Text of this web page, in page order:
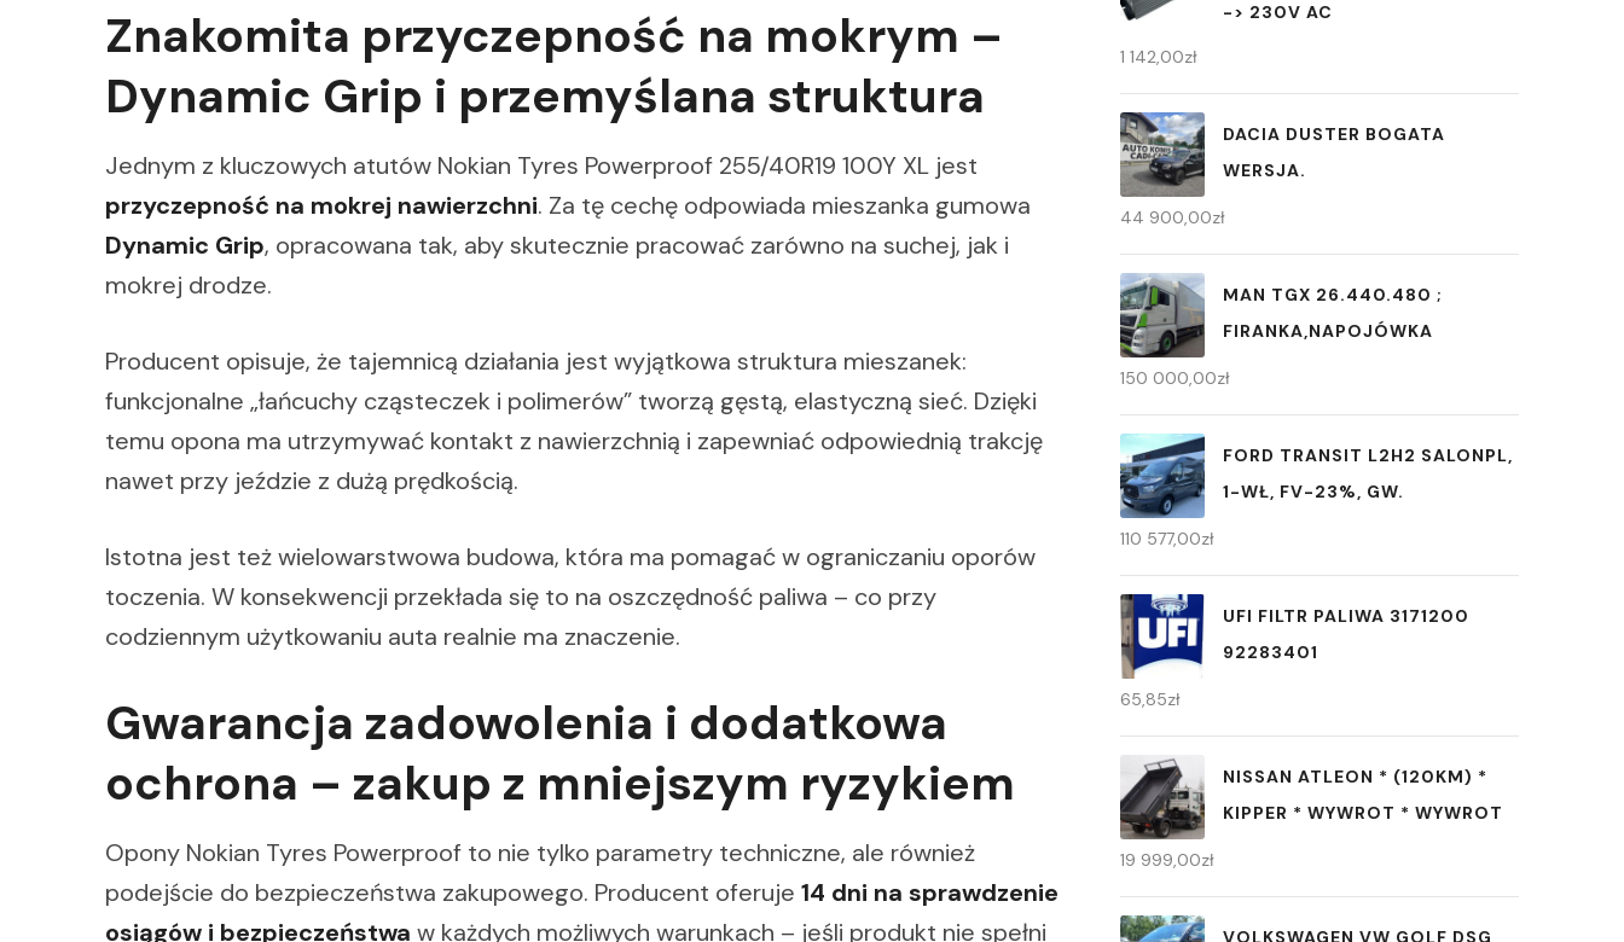
Znakomita przyczepność na mokrym –
Dynamic Grip i przemyślana struktura
Jednym z kluczowych atutów Nokian Tyres Powerproof 255/40R19 100Y XL jest
przyczepność na mokrej nawierzchni. Za tę cechę odpowiada mieszanka gumowa
Dynamic Grip, opracowana tak, aby skutecznie pracować zarówno na suchej, jak i
mokrej drodze.
Producent opisuje, że tajemnicą działania jest wyjątkowa struktura mieszanek:
funkcjonalne „łańcuchy cząsteczek i polimerów” tworzą gęstą, elastyczną sieć. Dzięki
temu opona ma utrzymywać kontakt z nawierzchnią i zapewniać odpowiednią trakcję
nawet przy jeździe z dużą prędkością.
Istotna jest też wielowarstwowa budowa, która ma pomagać w ograniczaniu oporów
toczenia. W konsekwencji przekłada się to na oszczędność paliwa – co przy
codziennym użytkowaniu auta realnie ma znaczenie.
Gwarancja zadowolenia i dodatkowa
ochrona – zakup z mniejszym ryzykiem
Opony Nokian Tyres Powerproof to nie tylko parametry techniczne, ale również
podejście do bezpieczeństwa zakupowego. Producent oferuje 14 dni na sprawdzenie
osiągów i bezpieczeństwa w każdych możliwych warunkach – jeśli produkt nie spełni
-> 230V AC
1 142,00zł
DACIA DUSTER BOGATA
WERSJA.
44 900,00zł
MAN TGX 26.440.480 ;
FIRANKA,NAPOJÓWKA
150 000,00zł
FORD TRANSIT L2H2 SALONPL,
1-WŁ, FV-23%, GW.
110 577,00zł
UFI FILTR PALIWA 3171200
92283401
65,85zł
NISSAN ATLEON * (120KM) *
KIPPER * WYWROT * WYWROT
19 999,00zł
VOLKSWAGEN VW GOLF DSG